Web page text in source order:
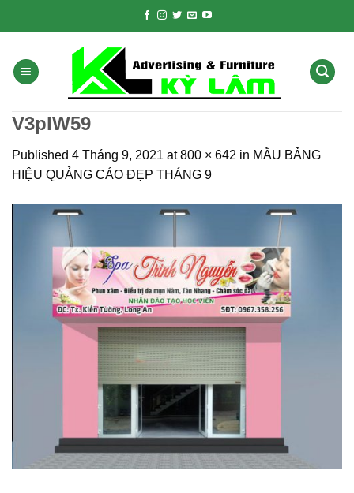
V3plW59
Published 4 Tháng 9, 2021 at800 × 642 in MẪU BẢNG
HIỆU QUẢNG CÁO ĐẸP THÁNG 9